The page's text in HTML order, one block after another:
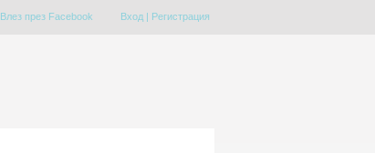
Влез през Facebook Вход| Регистрация